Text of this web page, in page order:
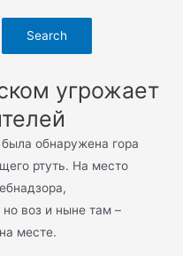
Search
угрожает
обнаружена гора
ртуть. На место
но воз и ныне там –
месте.